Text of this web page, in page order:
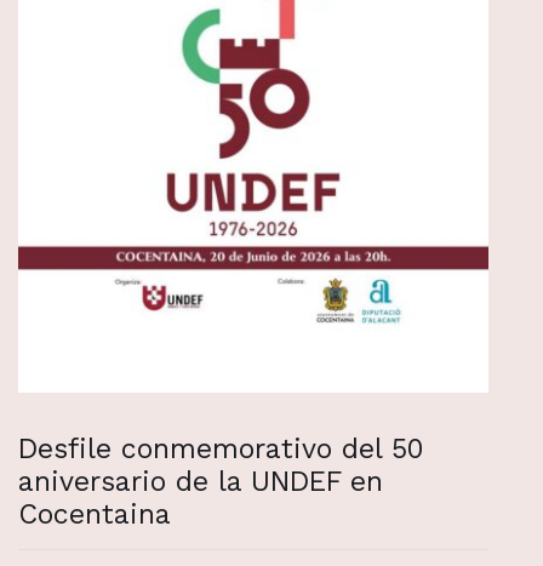
Desfile conmemorativo del 50
aniversario de la UNDEF en
Cocentaina